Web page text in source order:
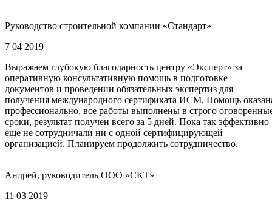
Руководство строительной компании «Стандарт»
7 04 2019
Выражаем глубокую благодарность центру «Эксперт» за
оперативную консультативную помощь в подготовке
документов и проведении обязательных экспертиз для
получения международного сертификата ИСМ. Помощь
профессионально, все работы выполнены в строго
сроки, результат получен всего за 5 дней. Пока так эффективно
еще не сотрудничали ни с одной сертифицирующей
организацией. Планируем продолжить сотрудничество.
Андрей, руководитель ООО «СКТ»
11 03 2019